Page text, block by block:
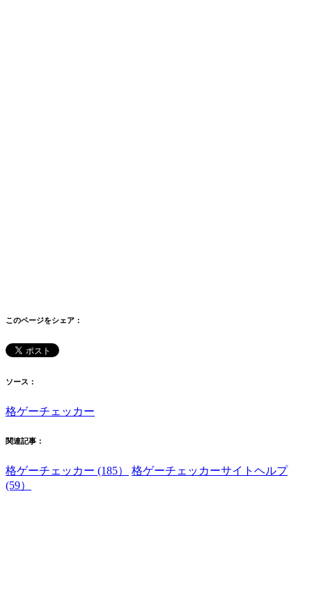
このページをシェア：
ソース：
格ゲーチェッカー
関連記事：
格ゲーチェッカー (185）
格ゲーチェッカーサイトヘルプ
(59）